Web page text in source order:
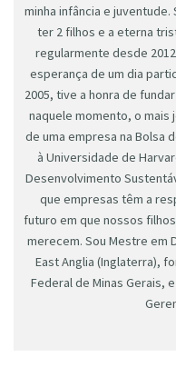
minha infância e
ter 2 filhos e a eterna
regularmente desde
esperança de um dia
2005, tive a honra de
naquele momento, o
de uma empresa na Bolsa
à Universidade de
Desenvolvimento
que empresas têm a
futuro em que nossos
merecem. Sou Mestre em
East Anglia (Inglaterra),
Federal de Minas Gerais,